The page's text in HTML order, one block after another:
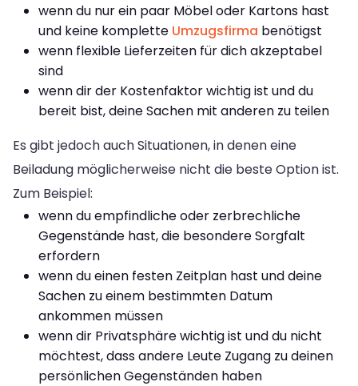
wenn du nur ein paar Möbel oder Kartons hast
und keine komplette Umzugsfirma benötigst
wenn flexible Lieferzeiten für dich akzeptabel
sind
wenn dir der Kostenfaktor wichtig ist und du
bereit bist, deine Sachen mit anderen zu teilen
Es gibt jedoch auch Situationen, in denen eine
Beiladung möglicherweise nicht die beste Option ist.
Zum Beispiel:
wenn du empfindliche oder zerbrechliche
Gegenstände hast, die besondere Sorgfalt
erfordern
wenn du einen festen Zeitplan hast und deine
Sachen zu einem bestimmten Datum
ankommen müssen
wenn dir Privatsphäre wichtig ist und du nicht
möchtest, dass andere Leute Zugang zu deinen
persönlichen Gegenständen haben